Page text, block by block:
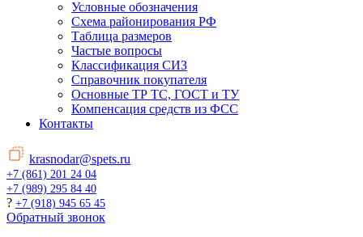
Условные обозначения
Схема районирования РФ
Таблица размеров
Частые вопросы
Классификация СИЗ
Справочник покупателя
Основные ТР ТС, ГОСТ и ТУ
Компенсация средств из ФСС
Контакты
krasnodar@spets.ru
+7 (861) 201 24 04
+7 (989) 295 84 40
? +7 (918) 945 65 45
Обратный звонок